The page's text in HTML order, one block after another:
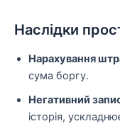
Наслідки
Нарахування
сума боргу.
Негативний
історія,